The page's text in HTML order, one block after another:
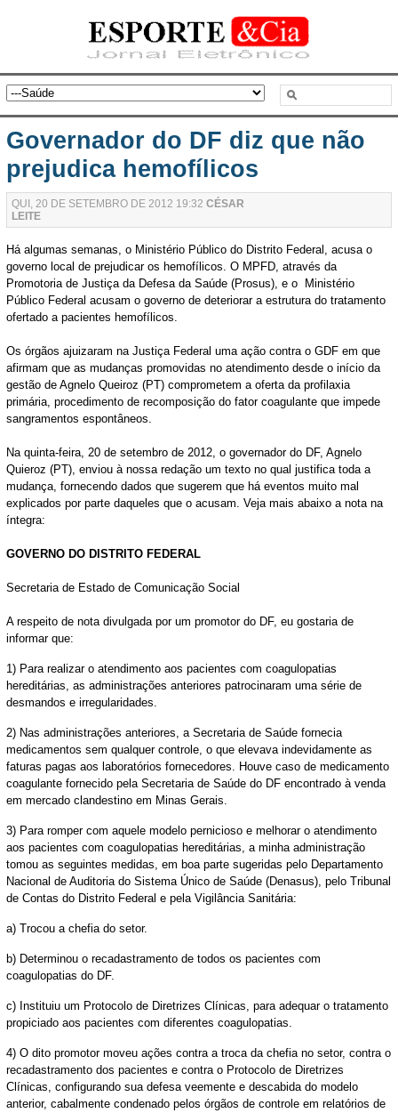
Governador do DF diz que não
prejudica hemofílicos
QUI, 20 DE SETEMBRO DE 2012 19:32 CÉSAR
LEITE
Há algumas semanas, o Ministério Público do Distrito Federal, acusa o
governo local de prejudicar os hemofílicos. O MPFD, através da
Promotoria de Justiça da Defesa da Saúde (Prosus), e o Ministério
Público Federal acusam o governo de deteriorar a estrutura do tratamento
ofertado a pacientes hemofílicos.
Os órgãos ajuizaram na Justiça Federal uma ação contra o GDF em que
afirmam que as mudanças promovidas no atendimento desde o início da
gestão de Agnelo Queiroz (PT) comprometem a oferta da profilaxia
primária, procedimento de recomposição do fator coagulante que impede
sangramentos espontâneos.
Na quinta-feira, 20 de setembro de 2012, o governador do DF, Agnelo
Quieroz (PT), enviou à nossa redação um texto no qual justifica toda a
mudança, fornecendo dados que sugerem que há eventos muito mal
explicados por parte daqueles que o acusam. Veja mais abaixo a nota na
íntegra:
GOVERNO DO DISTRITO FEDERAL
Secretaria de Estado de Comunicação Social
A respeito de nota divulgada por um promotor do DF, eu gostaria de
informar que:
1) Para realizar o atendimento aos pacientes com coagulopatias
hereditárias, as administrações anteriores patrocinaram uma série de
desmandos e irregularidades.
2) Nas administrações anteriores, a Secretaria de Saúde fornecia
medicamentos sem qualquer controle, o que elevava indevidamente as
faturas pagas aos laboratórios fornecedores. Houve caso de medicamento
coagulante fornecido pela Secretaria de Saúde do DF encontrado à venda
em mercado clandestino em Minas Gerais.
3) Para romper com aquele modelo pernicioso e melhorar o atendimento
aos pacientes com coagulopatias hereditárias, a minha administração
tomou as seguintes medidas, em boa parte sugeridas pelo Departamento
Nacional de Auditoria do Sistema Único de Saúde (Denasus), pelo Tribunal
de Contas do Distrito Federal e pela Vigilância Sanitária:
a) Trocou a chefia do setor.
b) Determinou o recadastramento de todos os pacientes com
coagulopatias do DF.
c) Instituiu um Protocolo de Diretrizes Clínicas, para adequar o tratamento
propiciado aos pacientes com diferentes coagulopatias.
4) O dito promotor moveu ações contra a troca da chefia no setor, contra o
recadastramento dos pacientes e contra o Protocolo de Diretrizes
Clínicas, configurando sua defesa veemente e descabida do modelo
anterior, cabalmente condenado pelos órgãos de controle em relatórios de